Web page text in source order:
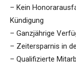
– Kein
Kündigung
– Ganzjährige
– Zeitersparnis in
– Qualifizierte